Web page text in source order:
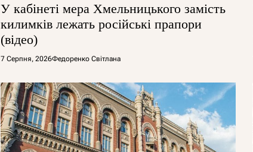
У кабінеті мера Хмельницького замість
килимків лежать російські прапори
(відео)
7 Серпня, 2026Федоренко Світлана